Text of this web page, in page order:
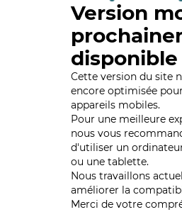
Version
disponible
Cette version du site
encore optimisée
appareils mobiles.
Pour une meilleure
nous vous
d'utiliser un
ou une tablette.
Nous travaillons
améliorer la
Merci de votre